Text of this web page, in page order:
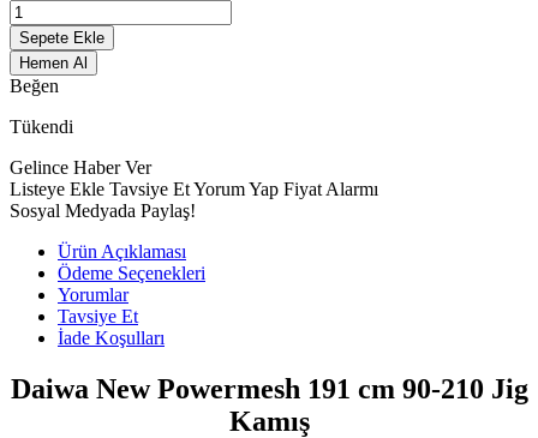
Sepete Ekle
Hemen Al
Beğen
Tükendi
Gelince Haber Ver
Listeye Ekle Tavsiye EtYorum Yap Fiyat Alarmı
Sosyal Medyada Paylaş!
Ürün Açıklaması
Ödeme Seçenekleri
Yorumlar
Tavsiye Et
İade Koşulları
Daiwa New Powermesh 191 cm 90-210 Jig
Kamış